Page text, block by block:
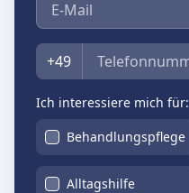
Telefon
+49
Ich interessiere mich für:
Behandlungspflege
Alltagshilfe